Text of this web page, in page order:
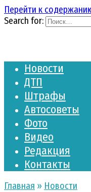
Перейти к
Search for:
Новости
ДТП
Штрафы
Автосоветы
Фото
Видео
Редакция
Контакты
Главная » Новости